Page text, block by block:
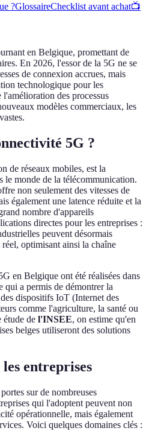
?GlossaireChecklist avant achat📺
en Belgique, promettant de
En 2026, l'essor de la 5G ne se
de connexion accrues, mais
technologique pour les
des processus
modèles commerciaux, les
5G ?
de réseaux mobiles, est la
le monde de la télécommunication.
non seulement des vitesses de
également une latence réduite et la
nombre d'appareils
directes pour les entreprises :
peuvent désormais
réel, optimisant ainsi la chaîne
en Belgique ont été réalisées dans
qui a permis de démontrer la
dispositifs IoT (Internet des
comme l'agriculture, la santé ou
étude de l'INSEE, on estime qu'en
belges utiliseront des solutions
entreprises
sur de nombreuses
qui l'adoptent peuvent non
opérationnelle, mais également
Voici quelques domaines clés :